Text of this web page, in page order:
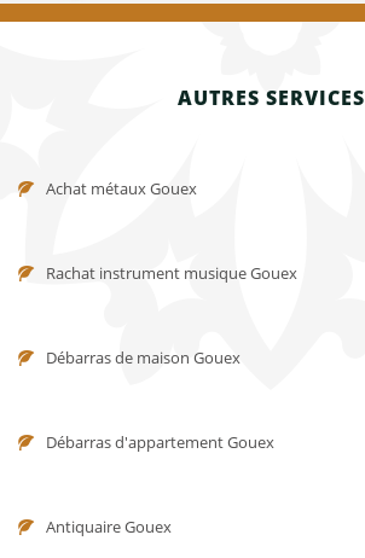
AUTRES SERVICES
Achat métaux Gouex
Rachat instrument musique Gouex
Débarras de maison Gouex
Débarras d'appartement Gouex
Antiquaire Gouex